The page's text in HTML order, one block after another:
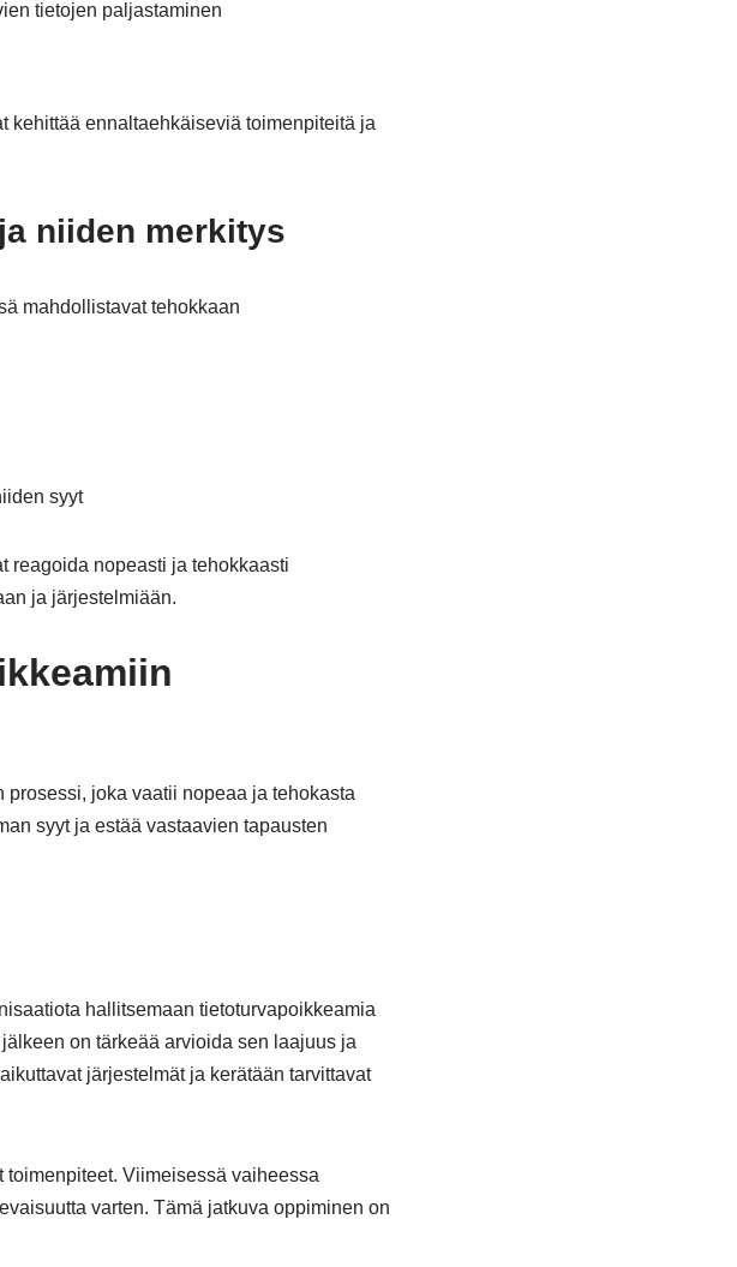
tietojen paljastaminen
kehittää ennaltaehkäiseviä toimenpiteitä ja
niiden merkitys
mahdollistavat tehokkaan
syyt
reagoida nopeasti ja tehokkaasti
ja järjestelmiään.
joka vaatii nopeaa ja tehokasta
syyt ja estää vastaavien tapausten
hallitsemaan tietoturvapoikkeamia
on tärkeää arvioida sen laajuus ja
järjestelmät ja kerätään tarvittavat
Viimeisessä vaiheessa
varten. Tämä jatkuva oppiminen on